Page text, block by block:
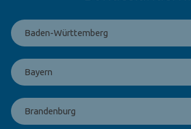
Baden-Württemberg
Bayern
Brandenburg